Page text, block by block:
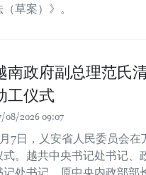
（草案）》。
南政府副总理范氏
工仪式
08/2026 09:07
7日，乂安省人民委员会
式。越共中央书记处书记、